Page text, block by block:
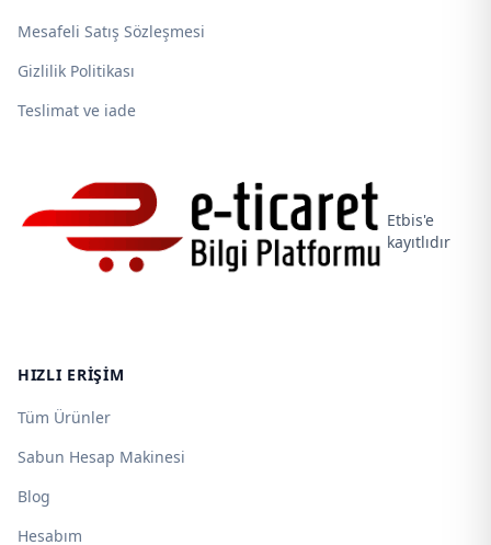
Mesafeli Satış Sözleşmesi
Gizlilik Politikası
Teslimat ve iade
Etbis'e
kayıtlıdır
HIZLI ERIŞIM
Tüm Ürünler
Sabun Hesap Makinesi
Blog
Hesabım